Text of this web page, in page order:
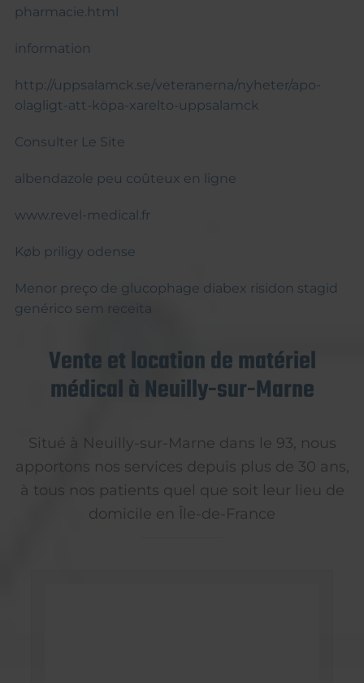
pharmacie.html
information
http://uppsalamck.se/veteranerna/nyheter/apo-
olagligt-att-köpa-xarelto-uppsalamck
Consulter Le Site
albendazole peu coûteux en ligne
www.revel-medical.fr
Køb priligy odense
Menor preço de glucophage diabex risidon stagid
genérico sem receita
Vente et location de matériel
médical à Neuilly-sur-Marne
Situé à Neuilly-sur-Marne dans le 93, nous
apportons nos services depuis plus de 30 ans,
à tous nos patients quel que soit leur lieu de
domicile en Île-de-France